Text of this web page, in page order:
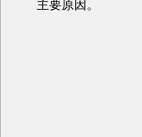
主要原因。